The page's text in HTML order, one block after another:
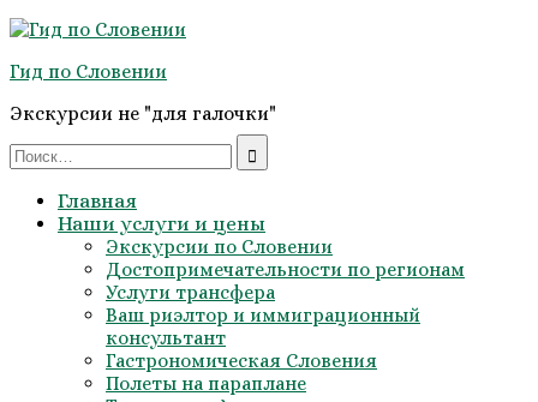
Гид по Словении
Экскурсии не "для галочки"
Search
for:
Главная
Наши услуги и цены
Экскурсии по Словении
Достопримечательности по регионам
Услуги трансфера
Ваш риэлтор и иммиграционный
консультант
Гастрономическая Словения
Полеты на параплане